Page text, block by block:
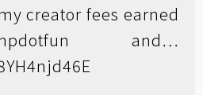
creator fees earned
and…